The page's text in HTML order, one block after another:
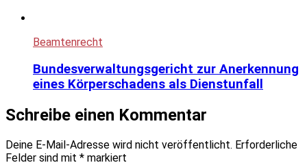
Beamtenrecht
Bundesverwaltungsgericht zur Anerkennung
eines Körperschadens als Dienstunfall
Schreibe einen Kommentar
Deine E-Mail-Adresse wird nicht veröffentlicht. Erforderliche
Felder sind mit * markiert